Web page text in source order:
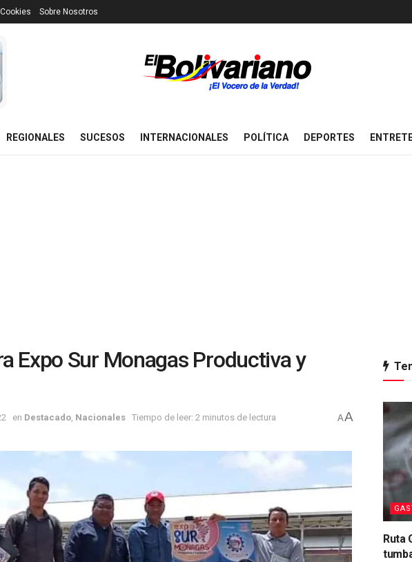
Sobre Nosotros
REGIONALES SUCESOS INTERNACIONALES POLÍTICA DEPORTES
Expo Sur Monagas Productiva y
en Destacado Nacionales Tiempo de leer: 2 minutos de lectura AA
Ruta